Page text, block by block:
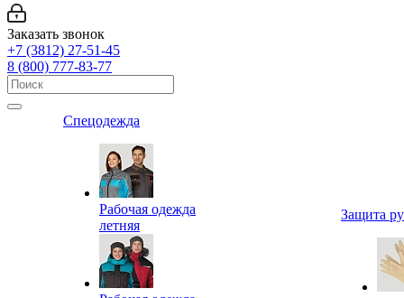
Заказать звонок
+7 (3812) 27-51-45
8 (800) 777-83-77
Спецодежда
Рабочая одежда
летняя
Защита